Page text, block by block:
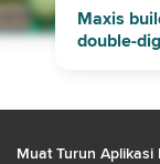
Maxis
double-
Muat Turun Aplikasi